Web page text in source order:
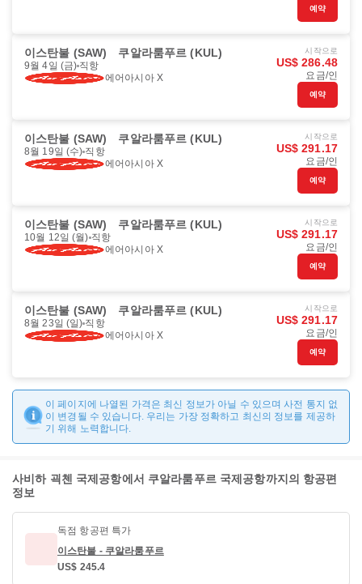
예약
이스탄불 (SAW) 쿠알라룸푸르 (KUL)
9월 4일 (금) 직항
에어아시아 X
시작으로
US$ 286.48
요금/인
예약
이스탄불 (SAW) 쿠알라룸푸르 (KUL)
8월 19일 (수) 직항
에어아시아 X
시작으로
US$ 291.17
요금/인
예약
이스탄불 (SAW) 쿠알라룸푸르 (KUL)
10월 12일 (월) 직항
에어아시아 X
시작으로
US$ 291.17
요금/인
예약
이스탄불 (SAW) 쿠알라룸푸르 (KUL)
8월 23일 (일) 직항
에어아시아 X
시작으로
US$ 291.17
요금/인
예약
이 페이지에 나열된 가격은 최신 정보가 아닐 수 있으며 사전 통지 없
이 변경될 수 있습니다. 우리는 가장 정확하고 최신의 정보를 제공하
기 위해 노력합니다.
사비하 괵첸 국제공항에서 쿠알라룸푸르 국제공항까지의 항공편
정보
독점 항공편 특가
이스탄불 - 쿠알라룸푸르
US$ 245.4